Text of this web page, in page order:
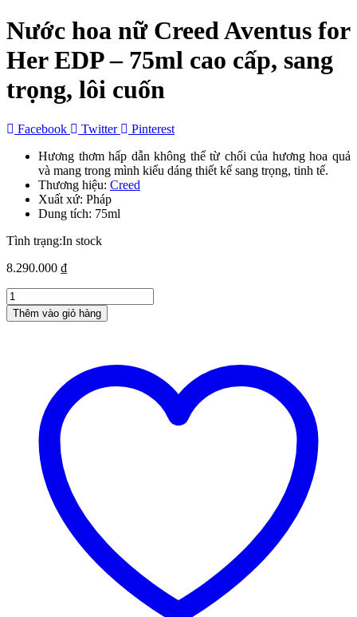
Nước hoa nữ Creed Aventus for
Her EDP – 75ml cao cấp, sang
trọng, lôi cuốn
Facebook Twitter
Pinterest
Hương thơm hấp dẫn không thể từ chối của hương hoa quả
và mang trong mình kiểu dáng thiết kế sang trọng, tinh tế.
Thương hiệu: Creed
Xuất xứ: Pháp
Dung tích: 75ml
Tình trạng:In stock
8.290.000 ₫
Nước
hoa
nữ
Thêm vào giỏ hàng